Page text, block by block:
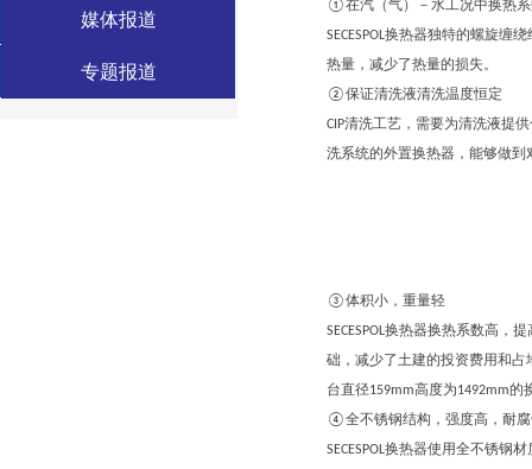
①在汽（气）－水工况中换热
SECESPOL换热器独特的螺旋
热量，减少了热量的损失。
②保证清洗液清洗温度恒定
CIP清洗工艺，需要为清洗液提
洗系统的外置换热器，能够做
③体积小，重量轻
SECESPOL换热器换热系数高
础，减少了土建的投资费用和占
台直径159mm高度为1492mm
④全不锈钢结构，强度高，耐
SECESPOL换热器使用全不锈
特种应用案例
绿色建筑案例
媒体报道
专题报道